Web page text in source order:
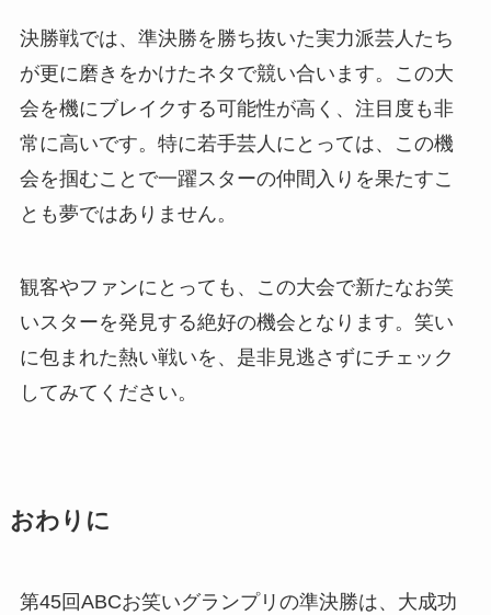
決勝戦では、準決勝を勝ち抜いた実力派芸人たち
が更に磨きをかけたネタで競い合います。この大
会を機にブレイクする可能性が高く、注目度も非
常に高いです。特に若手芸人にとっては、この機
会を掴むことで一躍スターの仲間入りを果たすこ
とも夢ではありません。
観客やファンにとっても、この大会で新たなお笑
いスターを発見する絶好の機会となります。笑い
に包まれた熱い戦いを、是非見逃さずにチェック
してみてください。
おわりに
第45回ABCお笑いグランプリの準決勝は、大成功